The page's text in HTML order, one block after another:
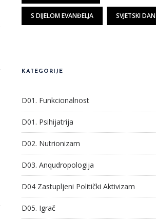
S DIJELOM EVANĐELJA SVJETSKI DAN
KATEGORIJE
D01. Funkcionalnost
D01. Psihijatrija
D02. Nutrionizam
D03. Anqudropologija
D04 Zastupljeni Politički Aktivizam
D05. Igrač